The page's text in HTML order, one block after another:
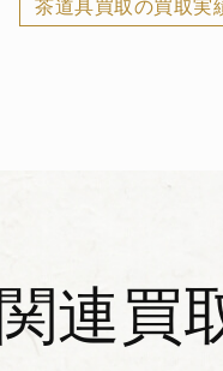
茶道具買取の買取実
関連買